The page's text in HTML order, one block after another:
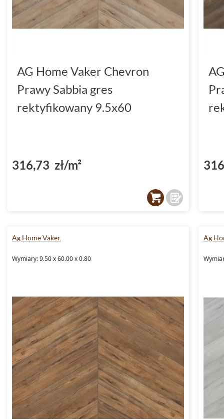
AG Home Vaker Chevron
Prawy Sabbia gres
rektyfikowany 9.5x60
316,73 zł/m²
Ag Home Vaker
Wymiary: 9.50 x 60.00 x 0.80
Ag